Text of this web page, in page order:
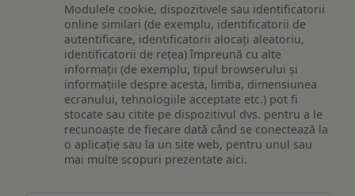
Modulele cookie, dispozitivele sau identificatorii
online similari (de exemplu, identificatorii de
autentificare, identificatorii alocați aleatoriu,
identificatorii de rețea) împreună cu alte
informații (de exemplu, tipul browserului și
informațiile despre acesta, limba, dimensiunea
ecranului, tehnologiile acceptate etc.) pot fi
stocate sau citite pe dispozitivul dvs. pentru a le
recunoaște de fiecare dată când se conectează la
o aplicație sau la un site web, pentru unul sau
mai multe scopuri prezentate aici.